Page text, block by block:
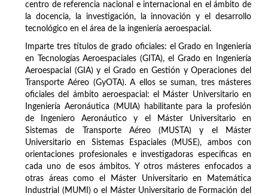
centro de referencia nacional e internacional en el ámbito de
la docencia, la investigación, la innovación y el desarrollo
tecnológico en el área de la ingeniería aeroespacial.
Imparte tres títulos de grado oficiales: el Grado en Ingeniería
en Tecnologías Aeroespaciales (GITA), el Grado en Ingeniería
Aeroespacial (GIA) y el Grado en Gestión y Operaciones del
Transporte Aéreo (GyOTA). A ellos se suman, tres másteres
oficiales del ámbito aeroespacial: el Máster Universitario en
Ingeniería Aeronáutica (MUIA) habilitante para la profesión
de Ingeniero Aeronáutico y el Máster Universitario en
Sistemas de Transporte Aéreo (MUSTA) y el Máster
Universitario en Sistemas Espaciales (MUSE), ambos con
orientaciones profesionales e investigadoras específicas en
cada uno de esos ámbitos. Y otros másteres enfocados a
otras áreas como el Máster Universitario en Matemática
Industrial (MUMI) o el Máster Universitario de Formación del